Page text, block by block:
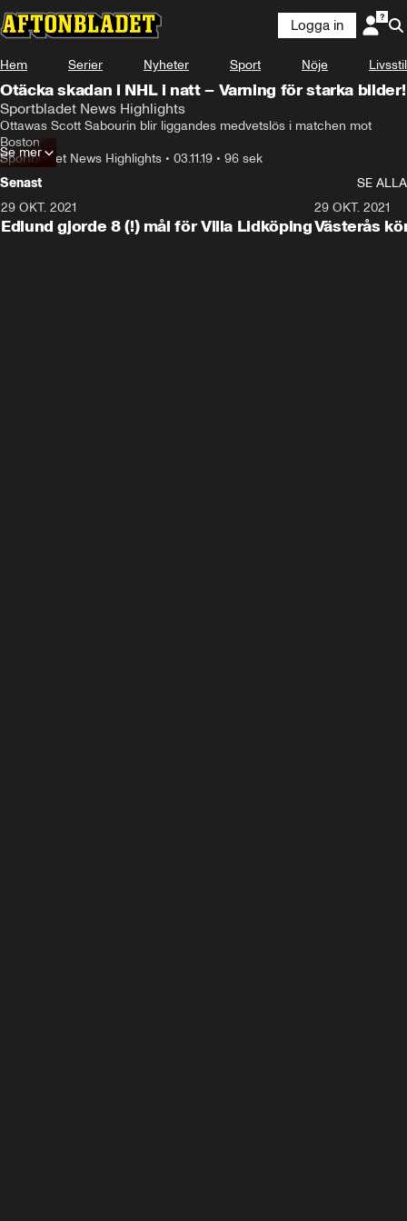
Logga in
Hem Serier Nyheter Sport Nöje Livsstil
Otäcka skadan i NHL i natt – Varning för starka bilder!
Sportbladet News Highlights
Ottawas Scott Sabourin blir liggandes medvetslös i matchen mot
Boston
Sportbladet News Highlights • 03.11.19 • 96 sek
Se mer
Senast
SE ALLA
29 OKT. 2021
Edlund gjorde 8 (!) mål för Villa Lidköping
29 OKT. 2021
Västerås